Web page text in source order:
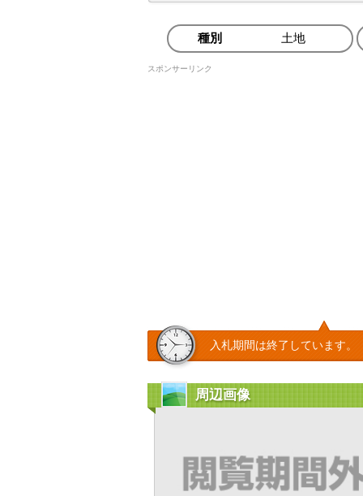
種別 土地
スポンサーリンク
入札期間は終了しています。
周辺画像